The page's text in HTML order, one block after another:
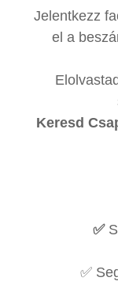
Jelentkezz
el a
Keresd
✅
✅